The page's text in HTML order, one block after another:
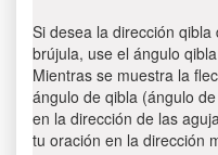
Si desea la dirección qibla
brújula, use el ángulo
Mientras se muestra la
ángulo de qibla (ángulo
en la dirección de las
tu oración en la dirección